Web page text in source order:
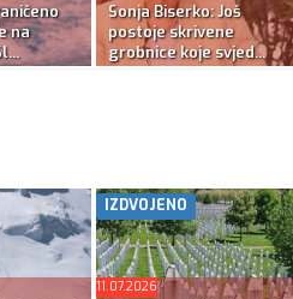
na
Sonja Biserko: Još
postoje skrivene
grobnice koje svjed...
IZDVOJENO
11.07.2026